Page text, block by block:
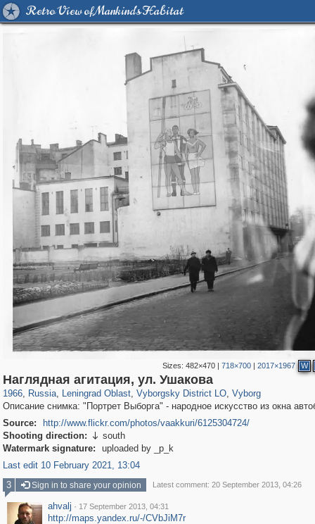
Retro View of Mankind's Habitat
Sizes: 482×470| 718×700| 2017×1967 W
Наглядная агитация, ул. Ушакова
1966, Russia
1,406,255 29,243
, Leningrad Oblast
38,918 592
, Vyborgsky District LO
15,586 127
, Vyborg
10,931
Описание снимка: "Портрет Выборга" - народное искусство из окна
Source:
http://www.flickr.com/photos/vaakkuri/6125304724/
Shooting direction:  south
Watermark signature:
uploaded by _p_k
Last edit 10 February 2021, 13:04
3
Sign in to share your opinion Latest comment: 20 September 2013, 04:26
ahvalj · 17 September 2013, 04:31
http://maps.yandex.ru/-/CVbJiM7r